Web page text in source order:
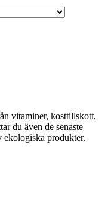
vitaminer, kosttillskott,
du även de senaste
ekologiska produkter.